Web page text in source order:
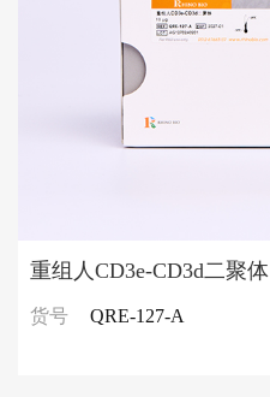
重组人CD3e-CD3d二聚体
货号 QRE-127-A